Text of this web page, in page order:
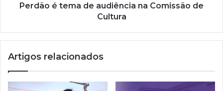
Perdão é tema de audiência na Comissão de
Cultura
Artigos relacionados